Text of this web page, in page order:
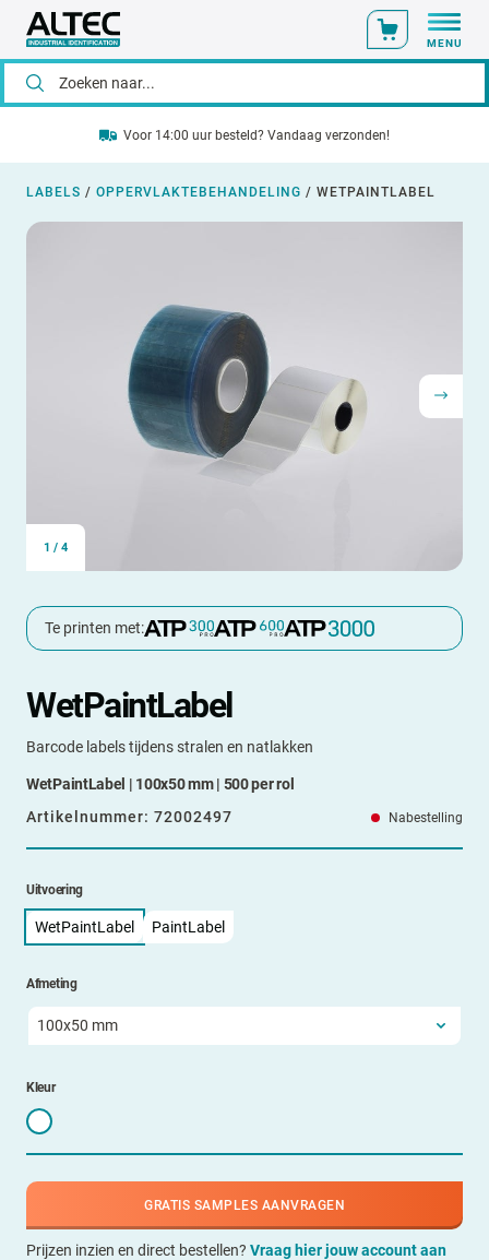
MENU
Voor 14:00 uur besteld? Vandaag verzonden!
LABELS / OPPERVLAKTEBEHANDELING / WETPAINTLABEL
1 / 4
Te printen met:
WetPaintLabel
Barcode labels tijdens stralen en natlakken
WetPaintLabel | 100x50 mm | 500 per rol
Artikelnummer: 72002497 Nabestelling
Uitvoering
WetPaintLabel PaintLabel
Afmeting
Kleur
GRATIS SAMPLES AANVRAGEN
Prijzen inzien en direct bestellen? Vraag hier jouw account aan